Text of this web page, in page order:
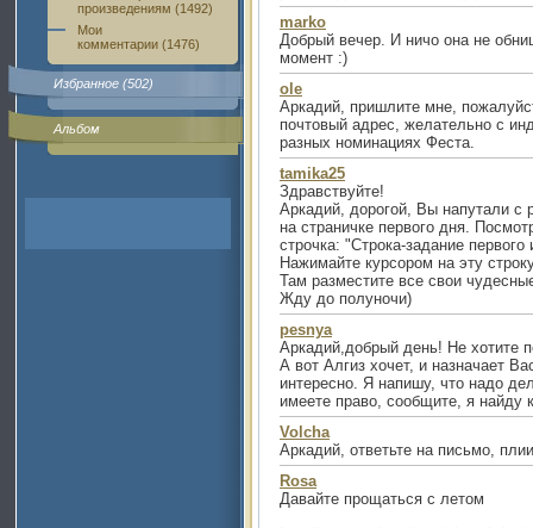
произведениям (1492)
Мои
комментарии (1476)
Избранное (502)
Альбом
marko
Добрый вечер. И ничо она не
момент :)
ole
Аркадий, пришлите мне,
почтовый адрес, желательно с
разных номинациях Феста.
tamika25
Здравствуйте!
Аркадий, дорогой, Вы напутали
на страничке первого дня.
строчка: "Строка-задание
Нажимайте курсором на эту
Там разместите все свои
Жду до полуночи)
pesnya
Аркадий,добрый день! Не хотите
А вот Алгиз хочет, и назначает
интересно. Я напишу, что надо
имеете право, сообщите, я найду
Volcha
Аркадий, ответьте на письмо,
Rosa
Давайте прощаться с летом